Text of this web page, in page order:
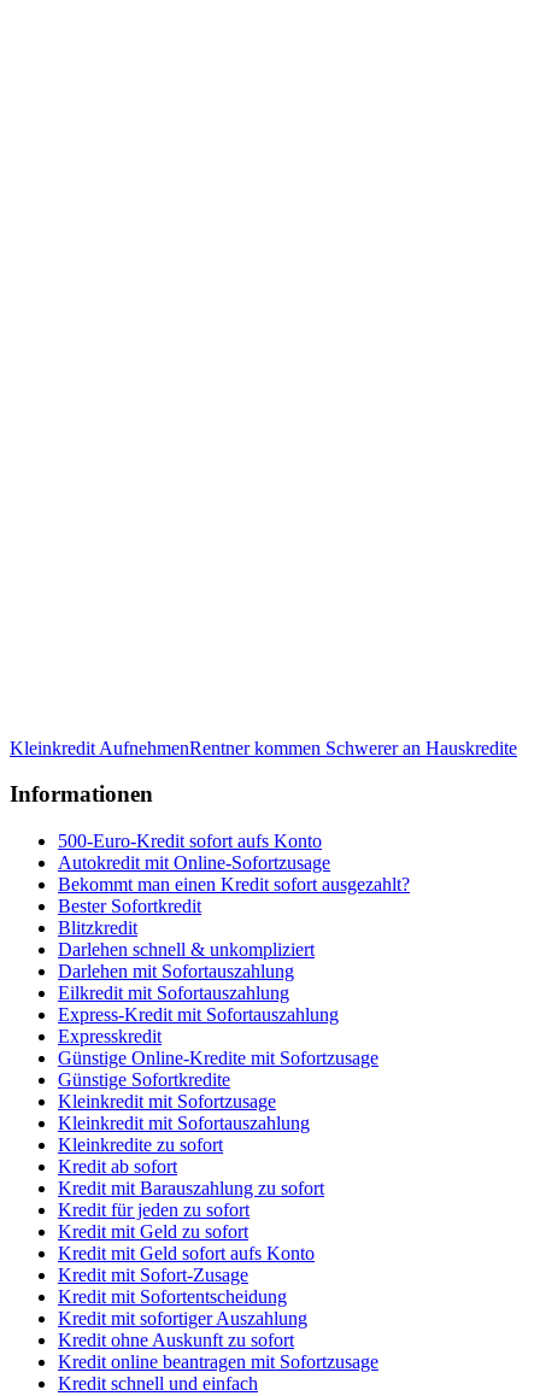
Kleinkredit AufnehmenRentner kommen Schwerer an Hauskredite
Informationen
500-Euro-Kredit sofort aufs Konto
Autokredit mit Online-Sofortzusage
Bekommt man einen Kredit sofort ausgezahlt?
Bester Sofortkredit
Blitzkredit
Darlehen schnell & unkompliziert
Darlehen mit Sofortauszahlung
Eilkredit mit Sofortauszahlung
Express-Kredit mit Sofortauszahlung
Expresskredit
Günstige Online-Kredite mit Sofortzusage
Günstige Sofortkredite
Kleinkredit mit Sofortzusage
Kleinkredit mit Sofortauszahlung
Kleinkredite zu sofort
Kredit ab sofort
Kredit mit Barauszahlung zu sofort
Kredit für jeden zu sofort
Kredit mit Geld zu sofort
Kredit mit Geld sofort aufs Konto
Kredit mit Sofort-Zusage
Kredit mit Sofortentscheidung
Kredit mit sofortiger Auszahlung
Kredit ohne Auskunft zu sofort
Kredit online beantragen mit Sofortzusage
Kredit schnell und einfach